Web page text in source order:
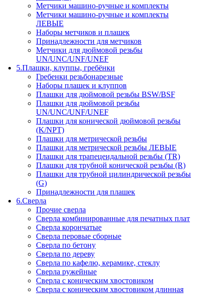
Метчики машино-ручные и комплекты
Метчики машино-ручные и комплекты
ЛЕВЫЕ
Наборы метчиков и плашек
Принадлежности для метчиков
Метчики для дюймовой резьбы
UN/UNC/UNF/UNEF
5.Плашки, клуппы, гребёнки
Гребенки резьбонарезные
Наборы плашек и клуппов
Плашки для дюймовой резьбы BSW/BSF
Плашки для дюймовой резьбы
UN/UNC/UNF/UNEF
Плашки для конической дюймовой резьбы
(K/NPT)
Плашки для метрической резьбы
Плашки для метрической резьбы ЛЕВЫЕ
Плашки для трапецеидальной резьбы (TR)
Плашки для трубной конической резьбы (R)
Плашки для трубной цилиндрической резьбы
(G)
Принадлежности для плашек
6.Сверла
Прочие сверла
Сверла комбинированные для печатных плат
Сверла корончатые
Сверла перовые сборные
Сверла по бетону
Сверла по дереву
Сверла по кафелю, керамике, стеклу
Сверла ружейные
Сверла с коническим хвостовиком
Сверла с коническим хвостовиком длинная